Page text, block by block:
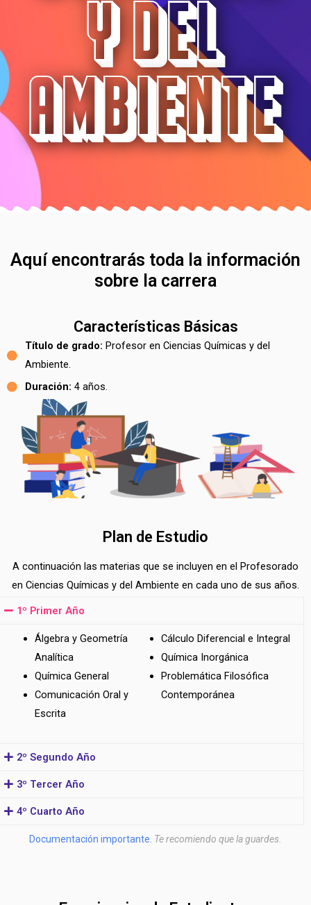
y del
ambiente
Aquí encontrarás toda la información
sobre la carrera
Características Básicas
Título de grado: Profesor en Ciencias Químicas y del
Ambiente.
Duración: 4 años.
Plan de Estudio
A continuación las materias que se incluyen en el Profesorado
en Ciencias Químicas y del Ambiente en cada uno de sus años.
1º Primer Año
Álgebra y Geometría
Analítica
Química General
Comunicación Oral y
Escrita
Cálculo Diferencial e Integral
Química Inorgánica
Problemática Filosófica
Contemporánea
2º Segundo Año
3º Tercer Año
4º Cuarto Año
Documentación importante. Te recomiendo que la guardes.